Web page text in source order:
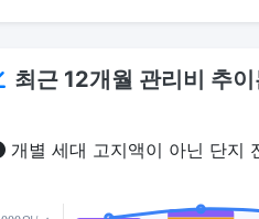
최근 12개월 관리비 추
개별 세대 고지액이 아닌 단지